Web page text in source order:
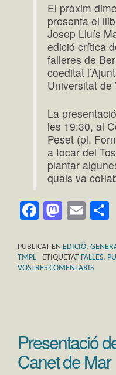
El pròxim
presenta el
Josep Lluís
edició crítica
falleres de
coeditat
Universitat de
La
les 19:30, al
Peset (pl.
a tocar del
plantar
quals va
Facebook
PUBLICAT EN EDICIÓ,
TMPL
ETIQUETAT FALLES,
VOSTRES COMENTARIS
Presentació
Canet de Mar